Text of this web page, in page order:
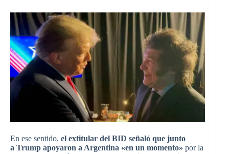
En ese sentido, el extitular del BID señaló que junto
a Trump apoyaron a Argentina «en un momento» por la